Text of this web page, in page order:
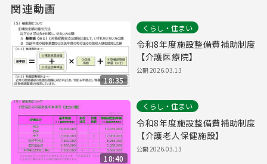
関連動画
18:35
くらし・住まい
令和8年度施設整備費補助制度
【介護医療院】
公開2026.03.13
18:40
くらし・住まい
令和8年度施設整備費補助制度
【介護老人保健施設】
公開2026.03.13